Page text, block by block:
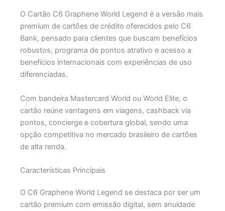
O Cartão C6 Graphene World Legend é a versão mais
premium de cartões de crédito oferecidos pelo C6
Bank, pensado para clientes que buscam benefícios
robustos, programa de pontos atrativo e acesso a
benefícios internacionais com experiências de uso
diferenciadas.
Com bandeira Mastercard World ou World Elite, o
cartão reúne vantagens em viagens, cashback via
pontos, concierge e cobertura global, sendo uma
opção competitiva no mercado brasileiro de cartões
de alta renda.
Características Principais
O C6 Graphene World Legend se destaca por ser um
cartão premium com emissão digital, sem anuidade